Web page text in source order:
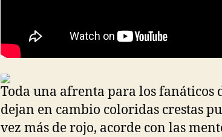
Toda una afrenta para los fanáticos
dejan en cambio coloridas crestas
vez más de rojo, acorde con las